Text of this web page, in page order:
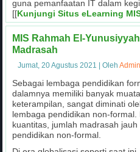
Pawai
Para siswa MIS Rahmah El-
MIS Rahmah El-
Dalam rangka
Kegiatan latihan Sholat Idul
Tim
Kegiatan Robotik MIS
Bazar MIS Rahmah
Kegiatan
Dalam menghadapi event
guna pemanfaatan IT dalam
[[Kunjungi Situs eLearning
MIS Rahmah El-
Madrasah
Jumat, 20 Agustus 2021 |Oleh
Sebagai lembaga pendidikan
dalamnya memiliki banyak
keterampilan, sangat diminati
lembaga pendidikan non-
kuantitas, jumlah madrasah
pendidikan non-formal.